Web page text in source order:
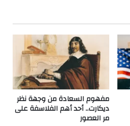
مفهوم السعادة من وجهة نظر
ديكارت.. أحد أهم الفلاسفة على
مر العصور